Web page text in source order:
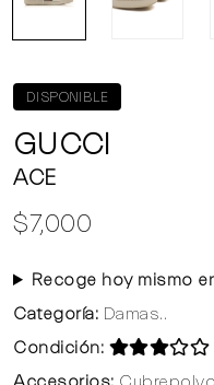
DISPONIBLE
GUCCI
ACE
$7,000
Recoge hoy mismo
Categoría: Damas..
Condición: